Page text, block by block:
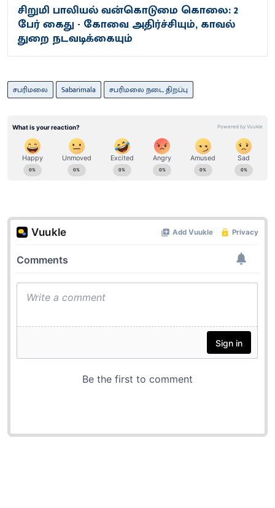
சிறுமி பாலியல் வன்கொடுமை கொலை: 2
பேர் கைது - கோவை அதிர்ச்சியும், காவல்
துறை நடவடிக்கையும்
சபரிமலை Sabarimala சபரிமலை நடை திறப்பு